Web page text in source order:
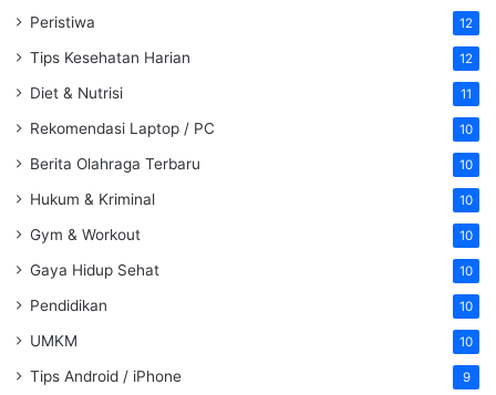
Peristiwa 12
Tips Kesehatan Harian 12
Diet & Nutrisi 11
Rekomendasi Laptop / PC 10
Berita Olahraga Terbaru 10
Hukum & Kriminal 10
Gym & Workout 10
Gaya Hidup Sehat 10
Pendidikan 10
UMKM 10
Tips Android / iPhone 9